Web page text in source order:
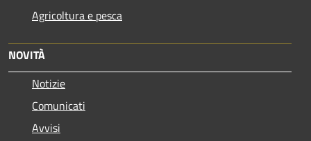
Agricoltura e pesca
NOVITÀ
Notizie
Comunicati
Avvisi